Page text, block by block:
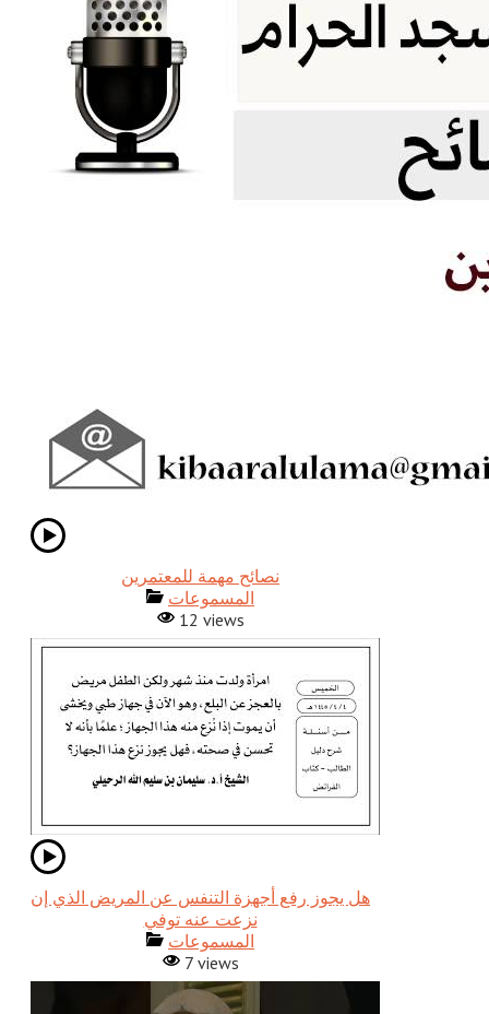
نصائح مهمة للمعتمرين
المسموعات
12 views
هل يجوز رفع أجهزة التنفس عن المريض الذي إن
نزعت عنه توفي
المسموعات
7 views